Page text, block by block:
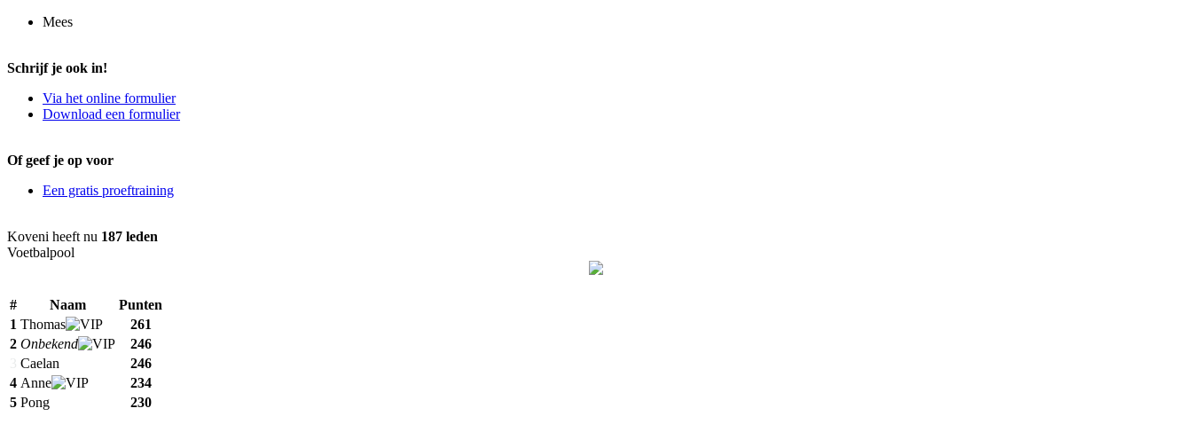
Mees
Schrijf je ook in!
Via het online formulier
Download een formulier
Of geef je op voor
Een gratis proeftraining
Koveni heeft nu 187 leden
Voetbalpool
# Naam
Punten
1 Thomas
261
2 Onbekend
246
Caelan
246
4 Anne
234
5 Pong 230